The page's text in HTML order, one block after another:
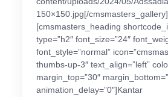
150×150.jpg[/cmsmasters_gallery]
[cmsmasters_heading
type=”h2″ font_size=”24″
font_style=”normal”
thumbs-up-3″ text_align=”left”
margin_top=”30″
animation_delay=”0″]Kantar